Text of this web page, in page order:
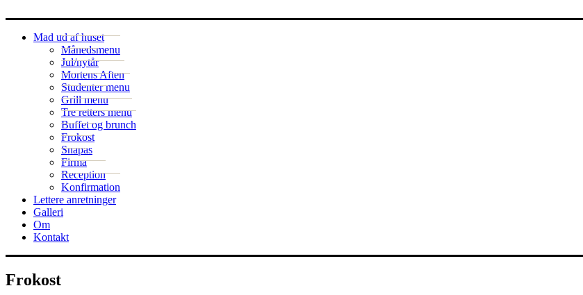
Mad ud af huset
Månedsmenu
Jul/nytår
Mortens Aften
Studenter menu
Grill menu
Tre retters menu
Buffet og brunch
Frokost
Snapas
Firma
Reception
Konfirmation
Lettere anretninger
Galleri
Om
Kontakt
Frokost